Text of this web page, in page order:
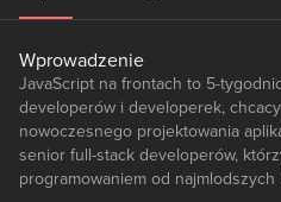
Wprowadzenie
JavaScript na frontach to 5-
developerów i developerek,
nowoczesnego projektowania
senior full-stack developerów,
programowaniem od najmlodszych